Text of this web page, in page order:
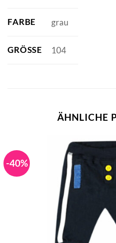
FARBE grau
GRÖSSE 104
ÄHNLICHE
-40%